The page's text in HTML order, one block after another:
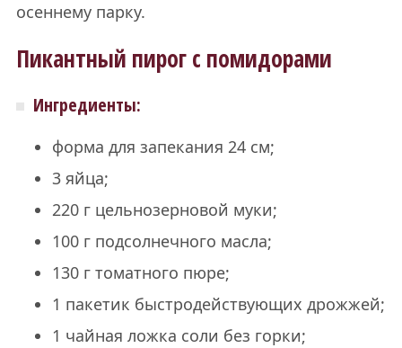
осеннему парку.
Пикантный пирог с помидорами
Ингредиенты:
форма для запекания 24 см;
3 яйца;
220 г цельнозерновой муки;
100 г подсолнечного масла;
130 г томатного пюре;
1 пакетик быстродействующих дрожжей;
1 чайная ложка соли без горки;